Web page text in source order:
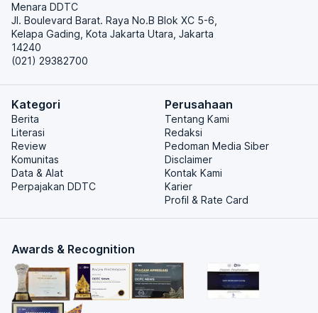
Menara DDTC
Jl. Boulevard Barat. Raya No.B Blok XC 5-6,
Kelapa Gading, Kota Jakarta Utara, Jakarta
14240
(021) 29382700
Kategori
Berita
Literasi
Review
Komunitas
Data & Alat
Perpajakan DDTC
Perusahaan
Tentang Kami
Redaksi
Pedoman Media Siber
Disclaimer
Kontak Kami
Karier
Profil & Rate Card
Awards & Recognition